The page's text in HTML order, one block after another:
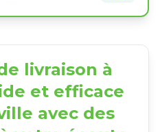
livraison à
et efficace
avec des